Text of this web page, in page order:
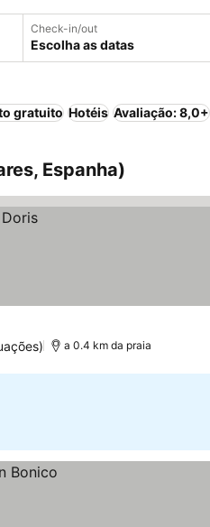
Check-in/out
Escolha as datas
gratuito Hotéis Avaliação: 8,0+
Espanha)
a 0.4 km da praia